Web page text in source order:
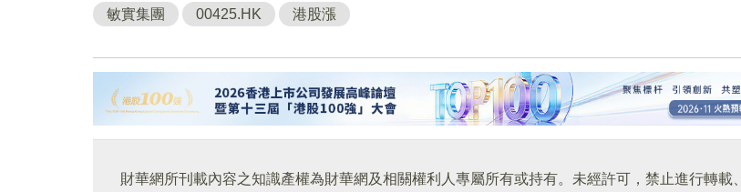
敏實集團 00425.HK 港股漲
財華網所刊載內容之知識產權為財華網及相關權利人專屬所有或持有。未經許可，禁止進行轉載、